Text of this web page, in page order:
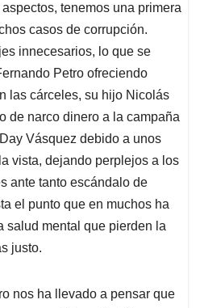
tenemos una primera
casos de corrupción.
innecesarios, lo que se
Petro ofreciendo
las cárceles, su hijo Nicolás
de narco dinero a la campaña
Vásquez debido a unos
vista, dejando perplejos a los
ante tanto escándalo de
el punto que en muchos ha
salud mental que pierden la
justo.
nos ha llevado a pensar que